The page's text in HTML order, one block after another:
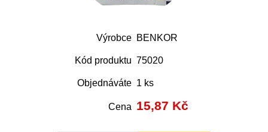
Výrobce BENKOR
Kód produktu 75020
Objednáváte 1 ks
Cena 15,87 Kč